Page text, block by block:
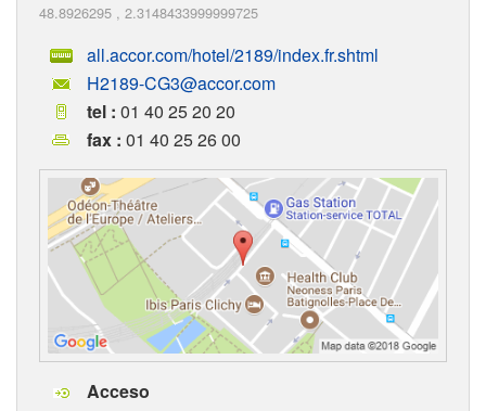
48.8926295 , 2.3148433999999725
all.accor.com/hotel/2189/index.fr.shtml
H2189-CG3@accor.com
tel : 01 40 25 20 20
fax : 01 40 25 26 00
Acceso